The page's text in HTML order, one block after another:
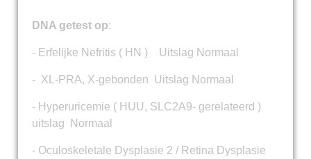
DNA getest op:
- Erfelijke Nefritis ( HN ) Uitslag Normaal
- XL-PRA, X-gebonden Uitslag Normaal
- Hyperuricemie ( HUU, SLC2A9- gerelateerd )
uitslag Normaal
- Oculoskeletale Dysplasie 2 / Retina Dysplasie